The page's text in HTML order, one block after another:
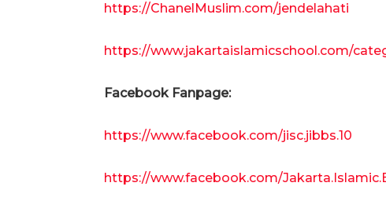
https://ChanelMuslim.com/jendelahati
https://www.jakartaislamicschool.com/
Facebook Fanpage:
https://www.facebook.com/jisc.jibbs.10
https://www.facebook.com/